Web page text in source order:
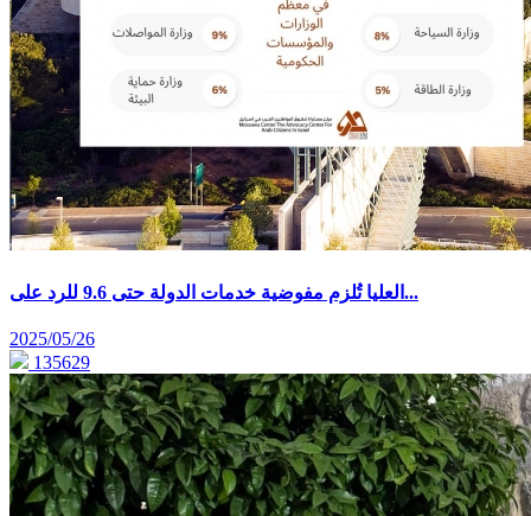
العليا تُلزم مفوضية خدمات الدولة حتى 9.6 للرد على...
2025/05/26
135629